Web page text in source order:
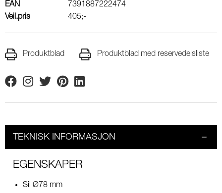
EAN
7391887222474
Veil.pris
405;-
Produktblad Produktblad med reservedelsliste
FacebookInstagram
TwitterPinterestLinkedin
TEKNISK INFORMASJON
EGENSKAPER
Sil Ø78 mm